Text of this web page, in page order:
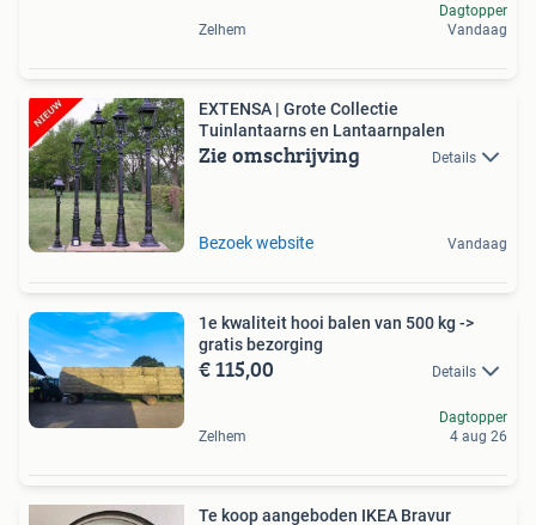
Zelhem
Dagtopper
Vandaag
EXTENSA | Grote Collectie
Tuinlantaarns en Lantaarnpalen
Zie omschrijving Details
Bezoek website Vandaag
1e kwaliteit hooi balen van 500 kg ->
gratis bezorging
€ 115,00 Details
Zelhem
Dagtopper
4 aug 26
Te koop aangeboden IKEA Bravur